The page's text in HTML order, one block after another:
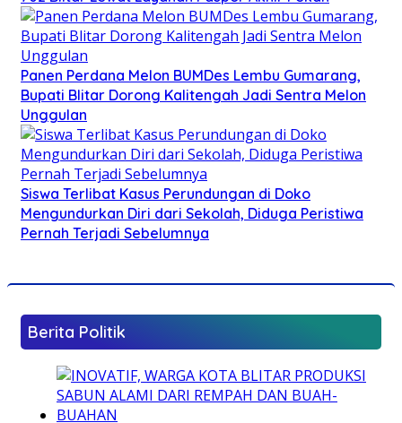
Panen Perdana Melon BUMDes Lembu Gumarang,
Bupati Blitar Dorong Kalitengah Jadi Sentra Melon
Unggulan
Siswa Terlibat Kasus Perundungan di Doko
Mengundurkan Diri dari Sekolah, Diduga Peristiwa
Pernah Terjadi Sebelumnya
Berita Politik